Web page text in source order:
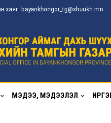
хаяг: bayankhongor_tg@shuukh.mn
МЭДЭЭ, МЭДЭЭЛЭЛ